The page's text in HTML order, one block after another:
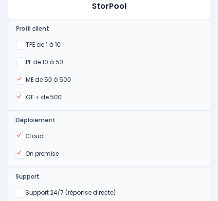
StorPool
Profil client
TPE de 1 à 10
Oui
PE de 10 à 50
Oui
ME de 50 à 500
Oui
GE + de 500
Oui
Déploiement
Cloud
Oui
On premise
Oui
Support
Support 24/7 (réponse directe)
Non